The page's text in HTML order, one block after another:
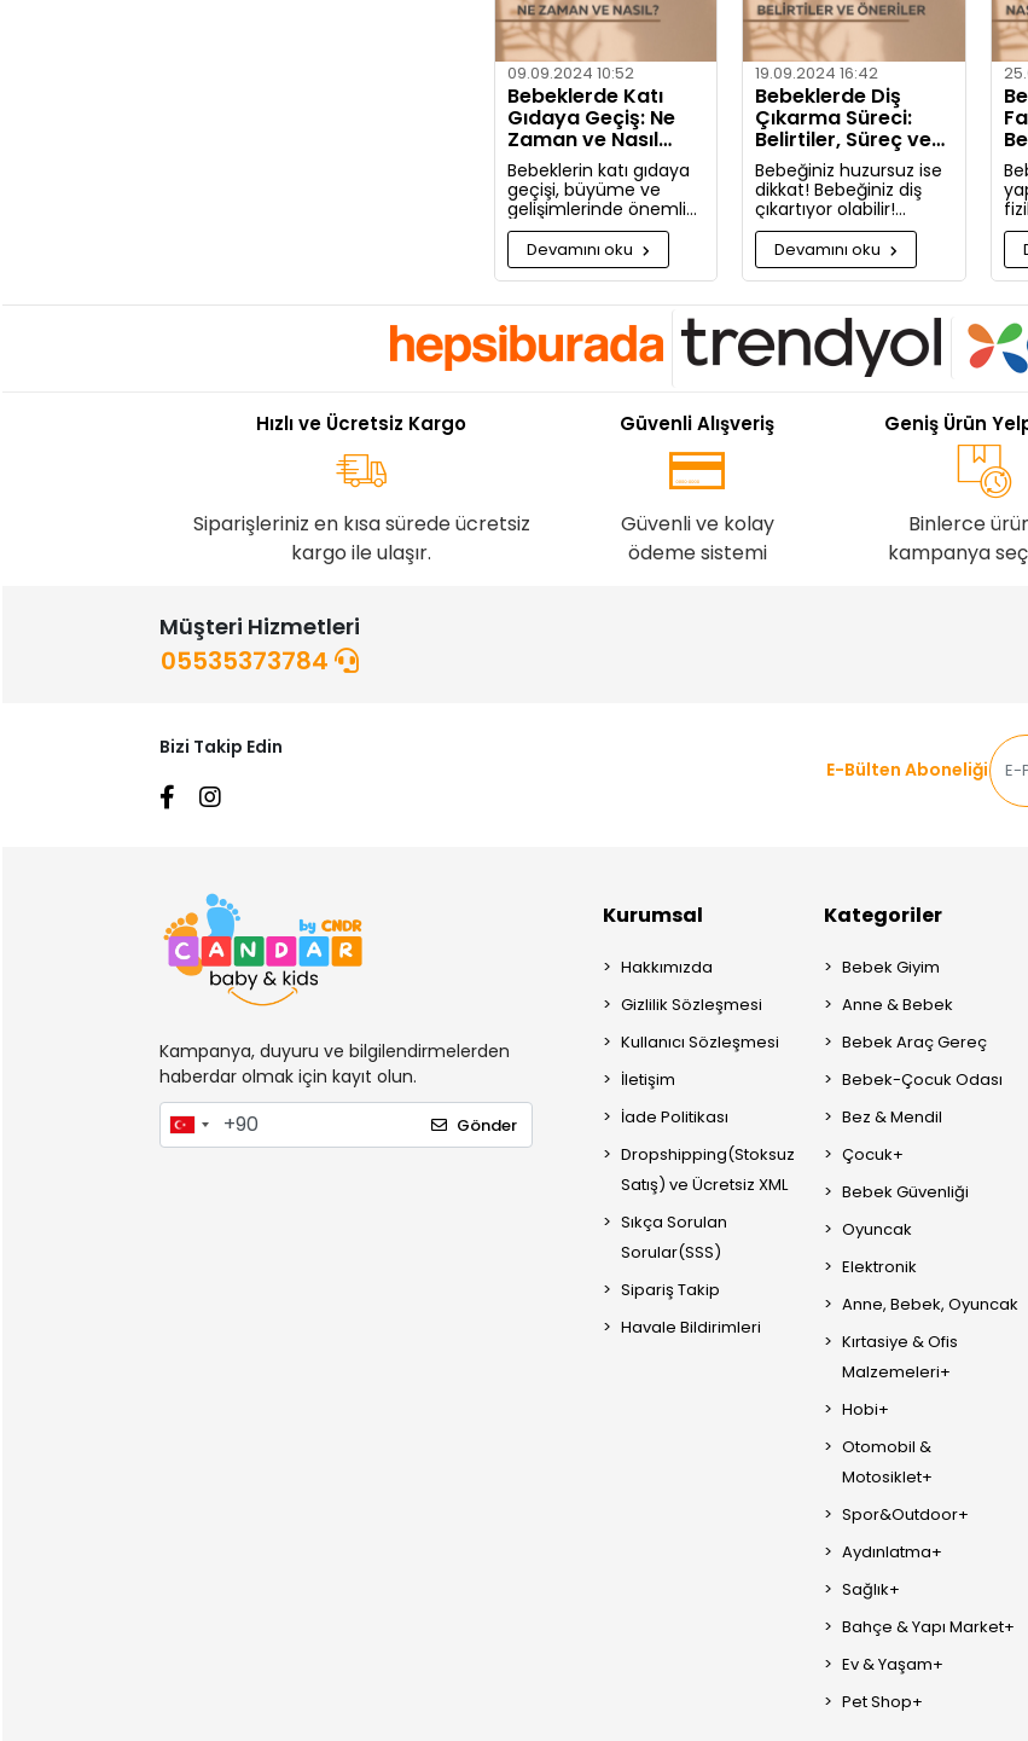
09.09.2024 10:52
Bebeklerde Katı
Gıdaya Geçiş: Ne
Zaman ve Nasıl
Başlanmalı?
Bebeklerin katı gıdaya
geçişi, büyüme ve
gelişimlerinde önemli
bir aşamadır. Bu
konuda bilmeniz
gerekenleri detaylıca
anlattık!
Devamını oku
19.09.2024 16:42
Bebeklerde Diş
Çıkarma Süreci:
Belirtiler, Süreç ve
Rahatlatıcı Öneriler
Bebeğiniz huzursuz ise
dikkat! Bebeğiniz diş
çıkartıyor olabilir!
Bugün bebeğinizin diş
çıkarma belirtilerini ve
sizi rahatlatacak
önerileri paylaşıyoruz.
Devamını oku
Hızlı ve Ücretsiz Kargo
Siparişleriniz en kısa sürede ücretsiz
kargo ile ulaşır.
Güvenli Alışveriş
Güvenli ve kolay
ödeme sistemi
Geniş Ürün
Binlerce
kampanya
Müşteri Hizmetleri
05535373784
Bizi Takip Edin
E-Bülten Aboneliği
Kampanya, duyuru ve bilgilendirmelerden
haberdar olmak için kayıt olun.
Gönder
Kurumsal
Hakkımızda
Gizlilik Sözleşmesi
Kullanıcı Sözleşmesi
İletişim
İade Politikası
Dropshipping(Stoksuz
Satış) ve Ücretsiz XML
Sıkça Sorulan
Sorular(SSS)
Sipariş Takip
Havale Bildirimleri
Kategoriler
Bebek Giyim
Anne & Bebek
Bebek Araç Gereç
Bebek-Çocuk Odası
Bez & Mendil
Çocuk+
Bebek Güvenliği
Oyuncak
Elektronik
Anne, Bebek, Oyuncak
Kırtasiye & Ofis
Malzemeleri+
Hobi+
Otomobil &
Motosiklet+
Spor&Outdoor+
Aydınlatma+
Sağlık+
Bahçe & Yapı Market+
Ev & Yaşam+
Pet Shop+